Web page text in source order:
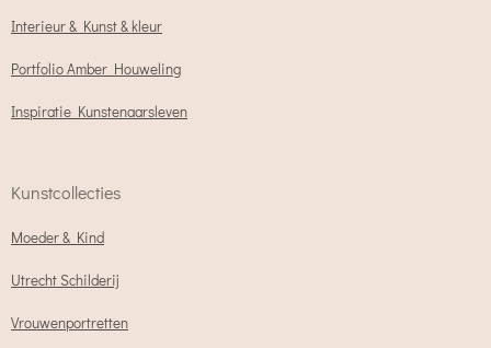
Interieur & Kunst & kleur
Portfolio Amber Houweling
Inspiratie Kunstenaarsleven
Kunstcollecties
Moeder & Kind
Utrecht Schilderij
Vrouwenportretten